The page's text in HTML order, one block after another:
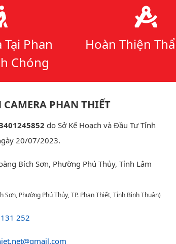
tôi
Phan
Chóng
Hoàn Thiện
CAMERA PHAN THIẾT
do Sở Kế Hoạch và Đầu Tư Tỉnh
20/07/2023.
Bích Sơn, Phường Phú Thủy, Tỉnh Lâm
Sơn, Phường Phú Thủy, TP. Phan Thiết, Tỉnh Bình Thuận)
252